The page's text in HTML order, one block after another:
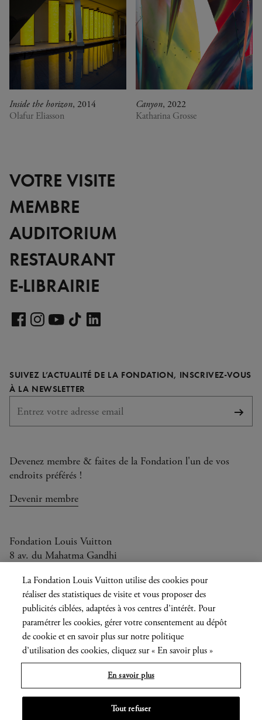
Inside the horizon, 2014
Olafur Eliasson
Canyon, 2022
Katharina Grosse
VOTRE VISITE
MEMBRE
AUDITORIUM
RESTAURANT
E-LIBRAIRIE
FacebookInstagram
YouTube
TikTok
SUIVEZ L’ACTUALITÉ DE LA FONDATION, INSCRIVEZ-VOUS
À LA NEWSLETTER
Devenez membre & faites de la Fondation l'un de vos
endroits préférés !
Devenir membre
Fondation Louis Vuitton
8 av. du Mahatma Gandhi
Ouvert aujourd'hui de 10h à 20h
Langue
actuelle
| EN
Presse
Privatisation
La Fondation Louis Vuitton utilise des cookies pour
réaliser des statistiques de visite et vous proposer des
publicités ciblées, adaptées à vos centres d’intérêt. Pour
paramétrer les cookies, gérer votre consentement au dépôt
de cookie et en savoir plus sur notre politique
d’utilisation des cookies, cliquez sur « En savoir plus »
En savoir plus
Tout refuser